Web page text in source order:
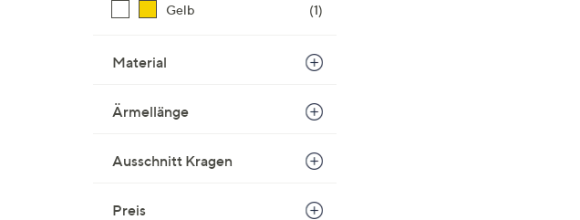
Gelb
(1)
Material
Ärmellänge
Ausschnitt Kragen
Preis